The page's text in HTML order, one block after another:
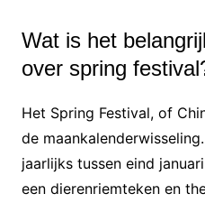
Wat is het
over spring
Het Spring Festival, of
de
jaarlijks tussen eind
een dierenriemteken en